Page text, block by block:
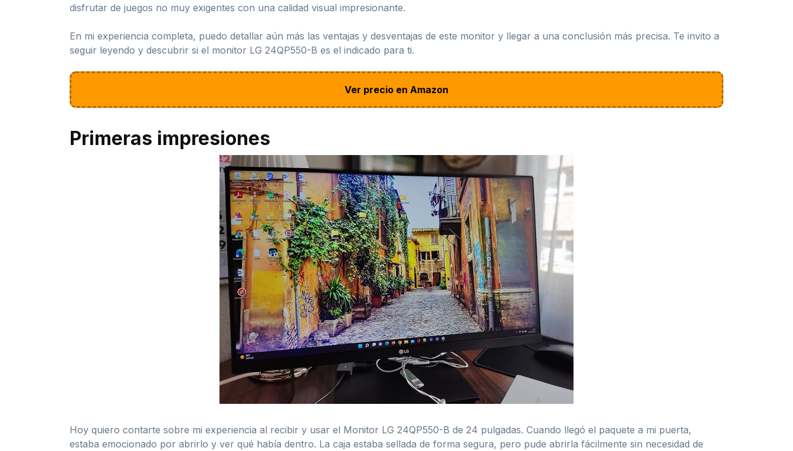
disfrutar de juegos no muy exigentes con una calidad visual impresionante.
En mi experiencia completa, puedo detallar aún más las ventajas y desventajas de este monitor y llegar a una conclusión más precisa. Te invito a
seguir leyendo y descubrir si el monitor LG 24QP550-B es el indicado para ti.
Ver precio en Amazon
Primeras impresiones
Hoy quiero contarte sobre mi experiencia al recibir y usar el Monitor LG 24QP550-B de 24 pulgadas. Cuando llegó el paquete a mi puerta,
estaba emocionado por abrirlo y ver qué había dentro. La caja estaba sellada de forma segura, pero pude abrirla fácilmente sin necesidad de